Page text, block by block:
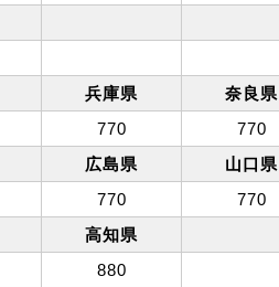
兵庫県 奈良県
770 770
広島県
山口県
770 770
高知県
880